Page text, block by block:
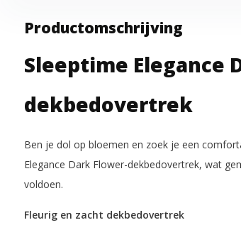
Productomschrijving
Sleeptime Elegance
dekbedovertrek
Ben je dol op bloemen en zoek je een
Elegance Dark Flower-dekbedovertrek, wat
voldoen.
Fleurig en zacht dekbedovertrek